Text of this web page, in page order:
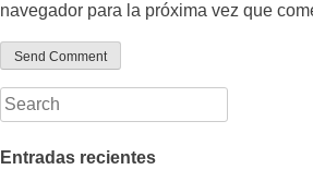
navegador para la próxima vez que
Entradas recientes